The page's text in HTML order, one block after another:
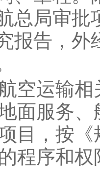
总局审批
报告，外
运输相
面服务、
目，按《
程序和